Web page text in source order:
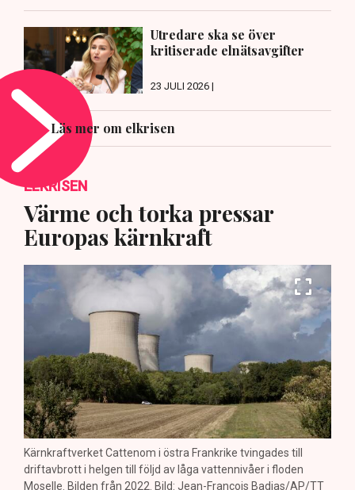
Utredare ska se över
kritiserade elnätsavgifter
23 JULI 2026 |
Läs mer om elkrisen
ELKRISEN
Värme och torka pressar
Europas kärnkraft
Kärnkraftverket Cattenom i östra Frankrike tvingades till
driftavbrott i helgen till följd av låga vattennivåer i floden
Moselle. Bilden från 2022. Bild: Jean-Francois Badias/AP/TT